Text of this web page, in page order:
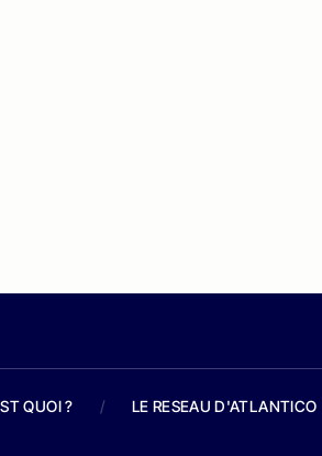
QUOI ? / LE RESEAU D'ATLANTICO